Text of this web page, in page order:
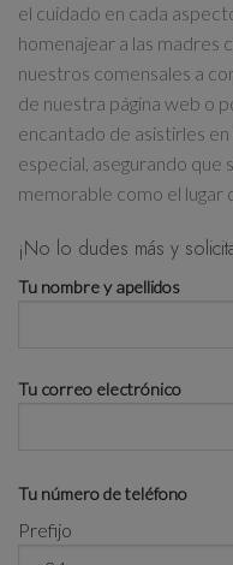
el cuidado en cada
homenajear a las madres
nuestros comensales a
de nuestra página web o
encantado de asistirles
especial, asegurando que
memorable como el lugar
¡No lo dudes más y
Tu nombre y apellidos
Tu correo electrónico
Tu número de teléfono
Prefijo